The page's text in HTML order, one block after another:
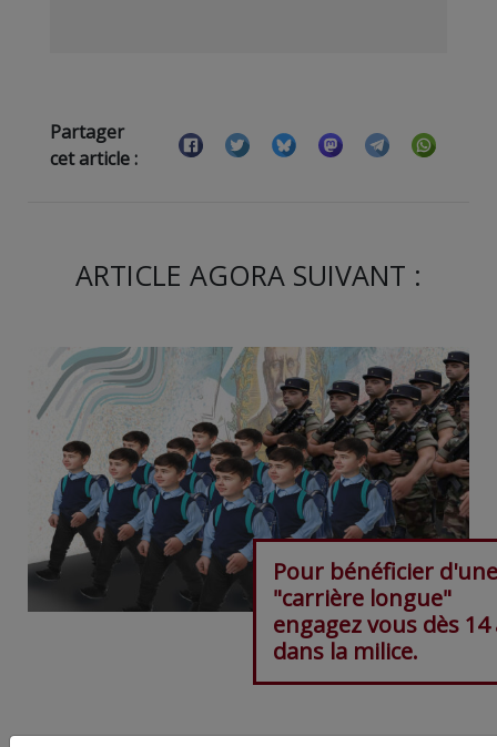
Partager
cet article :
ARTICLE AGORA SUIVANT :
Pour bénéficier d'une
"carrière longue"
engagez vous dès 14
dans la milice.